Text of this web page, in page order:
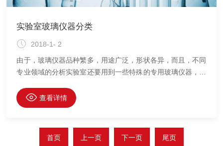
实验室玻璃仪器分类
2018-1- 2
由于，玻璃仪器品种繁多，用途广泛，形状各异，而且，不同
专业领域的分析实验室还要用到一些特殊的专用玻璃仪器，因
准，通常是将实验室中所用的玻璃仪器和玻璃制品大致分为以
下8类：(1)输送和截留装置类：包括：玻璃接头、接口、阀、
蒸馏、冷凝、分离、蒸发、萃取、气体发生、色谱、分液、搅
查看详情
首页 上一页 下一页 尾页